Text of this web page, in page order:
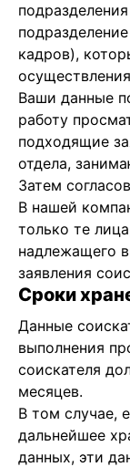
кадров),
Ваши данные
работу
подходящие
отдела,
Затем
В нашей
только те
надлежащего
заявления
Сроки
Данные
выполнения
соискателя
месяцев.
В том случае,
дальнейшее
данных, эти